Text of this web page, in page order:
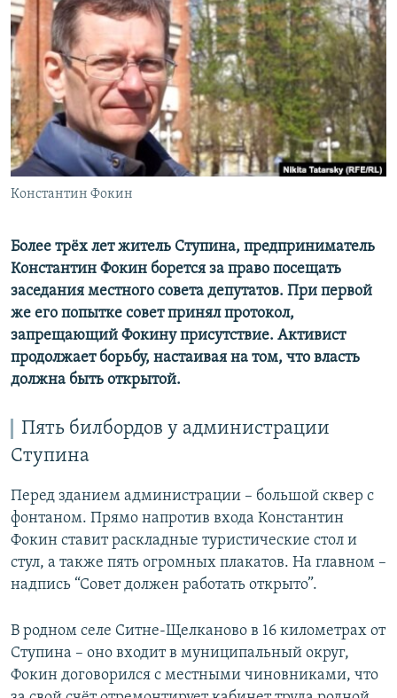
РАСПИСАНИЕ ВЕЩАНИЯ
ПОДПИШИТЕСЬ НА РАССЫЛКУ
СОЦИАЛЬНЫЕ СЕТИ
Константин Фокин
Более трёх лет житель Ступина, предприниматель
Константин Фокин борется за право посещать
заседания местного совета депутатов. При первой
же его попытке совет принял протокол,
запрещающий Фокину присутствие. Активист
продолжает борьбу, настаивая на том, что власть
должна быть открытой.
Пять билбордов у администрации
Ступина
Перед зданием администрации – большой сквер с
фонтаном. Прямо напротив входа Константин
Фокин ставит раскладные туристические стол и
стул, а также пять огромных плакатов. На главном –
надпись “Совет должен работать открыто”.
В родном селе Ситне-Щелканово в 16 километрах от
Ступина – оно входит в муниципальный округ,
Фокин договорился с местными чиновниками, что